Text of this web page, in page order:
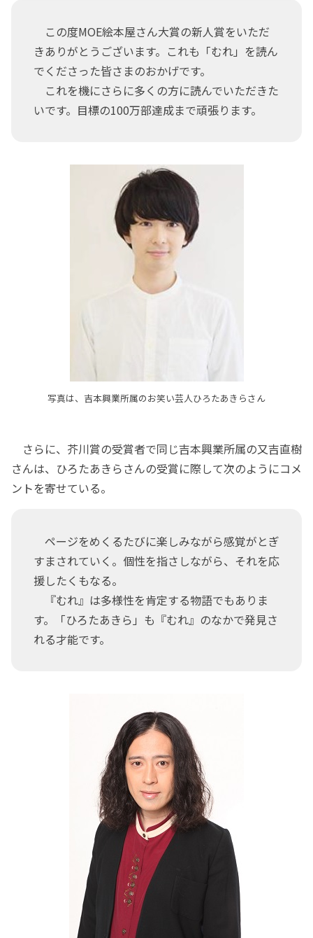
この度MOE絵本屋さん大賞の新人賞をいただ
きありがとうございます。これも「むれ」を読ん
でくださった皆さまのおかげです。
これを機にさらに多くの方に読んでいただきた
いです。目標の100万部達成まで頑張ります。
写真は、吉本興業所属のお笑い芸人ひろたあきらさん
さらに、芥川賞の受賞者で同じ吉本興業所属の又吉直樹
さんは、ひろたあきらさんの受賞に際して次のようにコメ
ントを寄せている。
ページをめくるたびに楽しみながら感覚がとぎ
すまされていく。個性を指さしながら、それを応
援したくもなる。
『むれ』は多様性を肯定する物語でもありま
す。「ひろたあきら」も『むれ』のなかで発見さ
れる才能です。